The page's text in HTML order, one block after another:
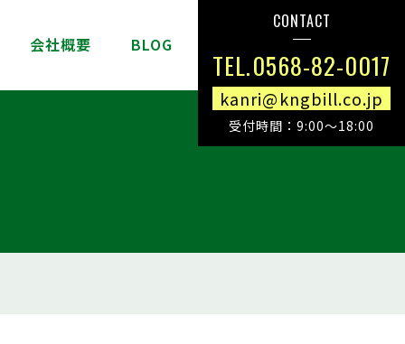
会社概要 BLOG
CONTACT
TEL.0568-82-0017
kanri@kngbill.co.jp
受付時間：9:00～18:00